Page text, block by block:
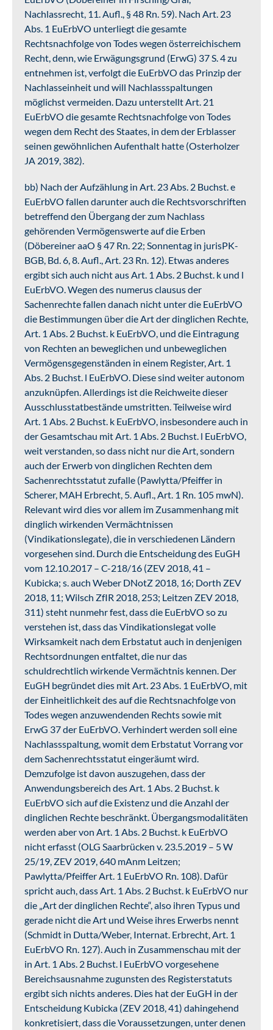
Nachlassrecht, 11. Aufl., § 48 Rn. 59). Nach Art. 23
Abs. 1 EuErbVO unterliegt die gesamte
Rechtsnachfolge von Todes wegen österreichischem
Recht, denn, wie Erwägungsgrund (ErwG) 37 S. 4 zu
entnehmen ist, verfolgt die EuErbVO das Prinzip der
Nachlasseinheit und will Nachlassspaltungen
möglichst vermeiden. Dazu unterstellt Art. 21
EuErbVO die gesamte Rechtsnachfolge von Todes
wegen dem Recht des Staates, in dem der Erblasser
seinen gewöhnlichen Aufenthalt hatte (Osterholzer
JA 2019, 382).
bb) Nach der Aufzählung in Art. 23 Abs. 2 Buchst. e
EuErbVO fallen darunter auch die Rechtsvorschriften
betreffend den Übergang der zum Nachlass
gehörenden Vermögenswerte auf die Erben
(Döbereiner aaO § 47 Rn. 22; Sonnentag in jurisPK-
BGB, Bd. 6, 8. Aufl., Art. 23 Rn. 12). Etwas anderes
ergibt sich auch nicht aus Art. 1 Abs. 2 Buchst. k und l
EuErbVO. Wegen des numerus clausus der
Sachenrechte fallen danach nicht unter die EuErbVO
die Bestimmungen über die Art der dinglichen Rechte,
Art. 1 Abs. 2 Buchst. k EuErbVO, und die Eintragung
von Rechten an beweglichen und unbeweglichen
Vermögensgegenständen in einem Register, Art. 1
Abs. 2 Buchst. l EuErbVO. Diese sind weiter autonom
anzuknüpfen. Allerdings ist die Reichweite dieser
Ausschlusstatbestände umstritten. Teilweise wird
Art. 1 Abs. 2 Buchst. k EuErbVO, insbesondere auch in
der Gesamtschau mit Art. 1 Abs. 2 Buchst. l EuErbVO,
weit verstanden, so dass nicht nur die Art, sondern
auch der Erwerb von dinglichen Rechten dem
Sachenrechtsstatut zufalle (Pawlytta/Pfeiffer in
Scherer, MAH Erbrecht, 5. Aufl., Art. 1 Rn. 105 mwN).
Relevant wird dies vor allem im Zusammenhang mit
dinglich wirkenden Vermächtnissen
(Vindikationslegate), die in verschiedenen Ländern
vorgesehen sind. Durch die Entscheidung des EuGH
vom 12.10.2017 – C-218/16 (ZEV 2018, 41 –
Kubicka; s. auch Weber DNotZ 2018, 16; Dorth ZEV
2018, 11; Wilsch ZfIR 2018, 253; Leitzen ZEV 2018,
311) steht nunmehr fest, dass die EuErbVO so zu
verstehen ist, dass das Vindikationslegat volle
Wirksamkeit nach dem Erbstatut auch in denjenigen
Rechtsordnungen entfaltet, die nur das
schuldrechtlich wirkende Vermächtnis kennen. Der
EuGH begründet dies mit Art. 23 Abs. 1 EuErbVO, mit
der Einheitlichkeit des auf die Rechtsnachfolge von
Todes wegen anzuwendenden Rechts sowie mit
ErwG 37 der EuErbVO. Verhindert werden soll eine
Nachlassspaltung, womit dem Erbstatut Vorrang vor
dem Sachenrechtsstatut eingeräumt wird.
Demzufolge ist davon auszugehen, dass der
Anwendungsbereich des Art. 1 Abs. 2 Buchst. k
EuErbVO sich auf die Existenz und die Anzahl der
dinglichen Rechte beschränkt. Übergangsmodalitäten
werden aber von Art. 1 Abs. 2 Buchst. k EuErbVO
nicht erfasst (OLG Saarbrücken v. 23.5.2019 – 5 W
25/19, ZEV 2019, 640 mAnm Leitzen;
Pawlytta/Pfeiffer Art. 1 EuErbVO Rn. 108). Dafür
spricht auch, dass Art. 1 Abs. 2 Buchst. k EuErbVO nur
die „Art der dinglichen Rechte“, also ihren Typus und
gerade nicht die Art und Weise ihres Erwerbs nennt
(Schmidt in Dutta/Weber, Internat. Erbrecht, Art. 1
EuErbVO Rn. 127). Auch in Zusammenschau mit der
in Art. 1 Abs. 2 Buchst. l EuErbVO vorgesehene
Bereichsausnahme zugunsten des Registerstatuts
ergibt sich nichts anderes. Dies hat der EuGH in der
Entscheidung Kubicka (ZEV 2018, 41) dahingehend
konkretisiert, dass die Voraussetzungen, unter denen